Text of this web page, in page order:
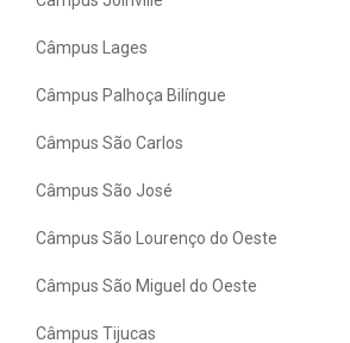
Câmpus Lages
Câmpus Palhoça Bilíngue
Câmpus São Carlos
Câmpus São José
Câmpus São Lourenço do Oeste
Câmpus São Miguel do Oeste
Câmpus Tijucas